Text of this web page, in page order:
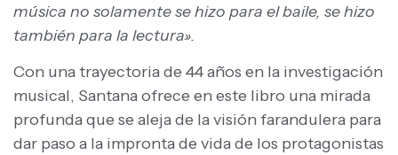
música no solamente se hizo para el baile, se hizo
también para la lectura».
Con una trayectoria de 44 años en la investigación
musical, Santana ofrece en este libro una mirada
profunda que se aleja de la visión farandulera para
dar paso a la impronta de vida de los protagonistas